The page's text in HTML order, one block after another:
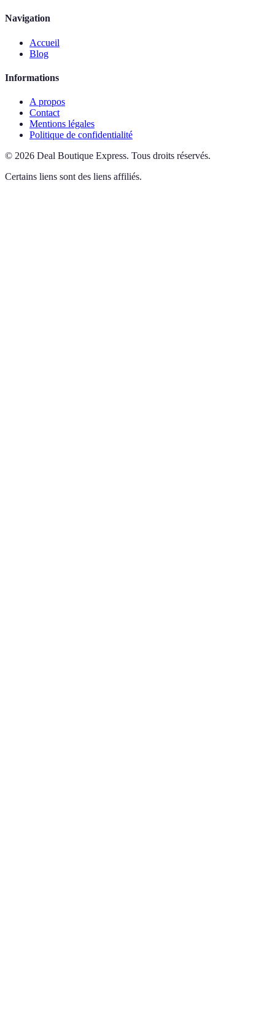
Navigation
Accueil
Blog
Informations
A propos
Contact
Mentions légales
Politique de confidentialité
© 2026 Deal Boutique Express. Tous droits réservés.
Certains liens sont des liens affiliés.